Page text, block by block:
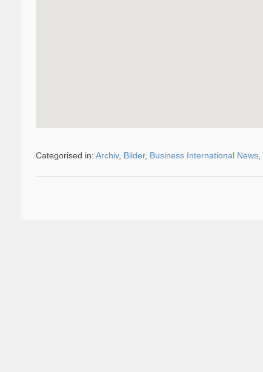
Categorised in: Archiv, Bilder, Business International News,